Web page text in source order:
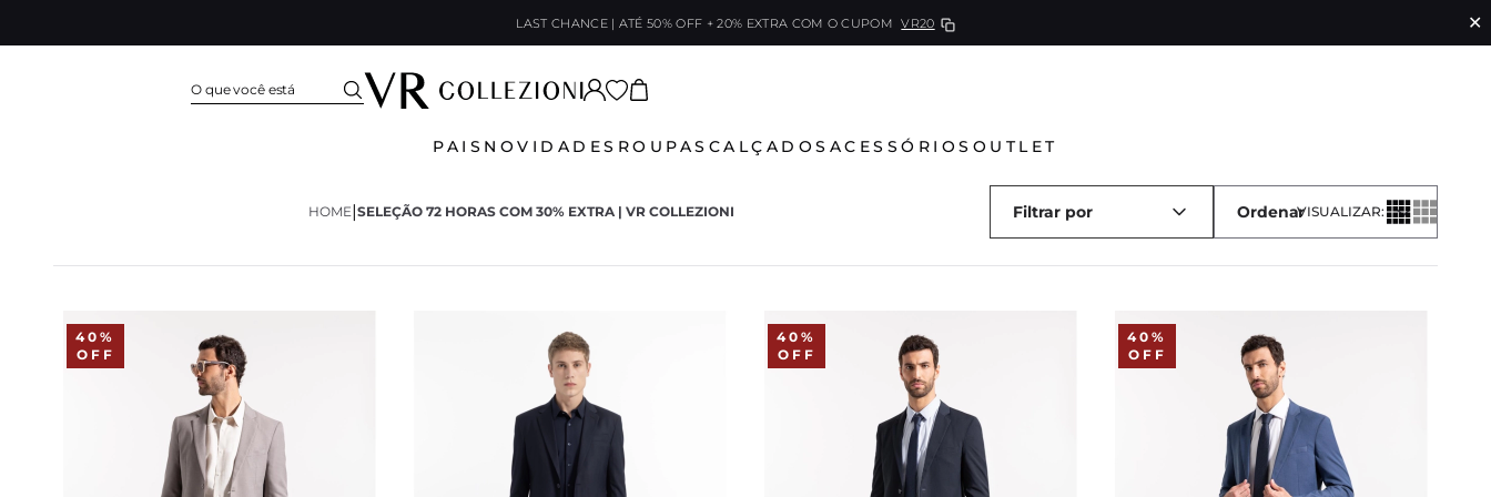
LAST CHANCE | ATÉ 50% OFF + 20% EXTRA COM O CUPOM VR20 ✕
PAIS NOVIDADES ROUPAS CALÇADOS ACESSÓRIOS OUTLET
HOME|SELEÇÃO 72 HORAS COM 30% EXTRA | VR COLLEZIONI Filtrar por VISUALIZAR:
40%
OFF
40%
OFF
40%
OFF